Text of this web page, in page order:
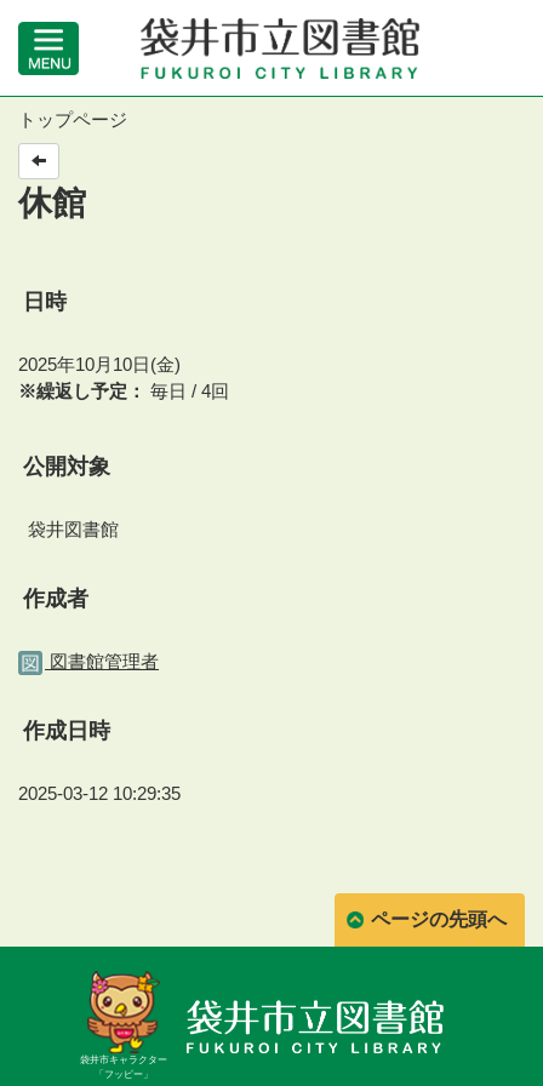
トップページ
休館
日時
2025年10月10日(金)
※繰返し予定： 毎日 / 4回
公開対象
袋井図書館
作成者
図書館管理者
作成日時
2025-03-12 10:29:35
ページの先頭へ
袋井市キャラクター
「フッピー」